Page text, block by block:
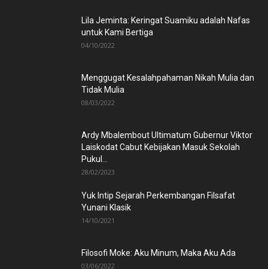
Lila Jeminta: Keringat Suamiku adalah Nafas
untuk Kami Bertiga
04/10/2022
Menggugat Kesalahpahaman Nikah Mulia dan
Tidak Mulia
08/03/2022
Ardy Mbalembout Ultimatum Gubernur Viktor
Laiskodat Cabut Kebijakan Masuk Sekolah
Pukul...
28/02/2023
Yuk Intip Sejarah Perkembangan Filsafat
Yunani Klasik
14/10/2021
Filosofi Moke: Aku Minum, Maka Aku Ada
03/06/2022